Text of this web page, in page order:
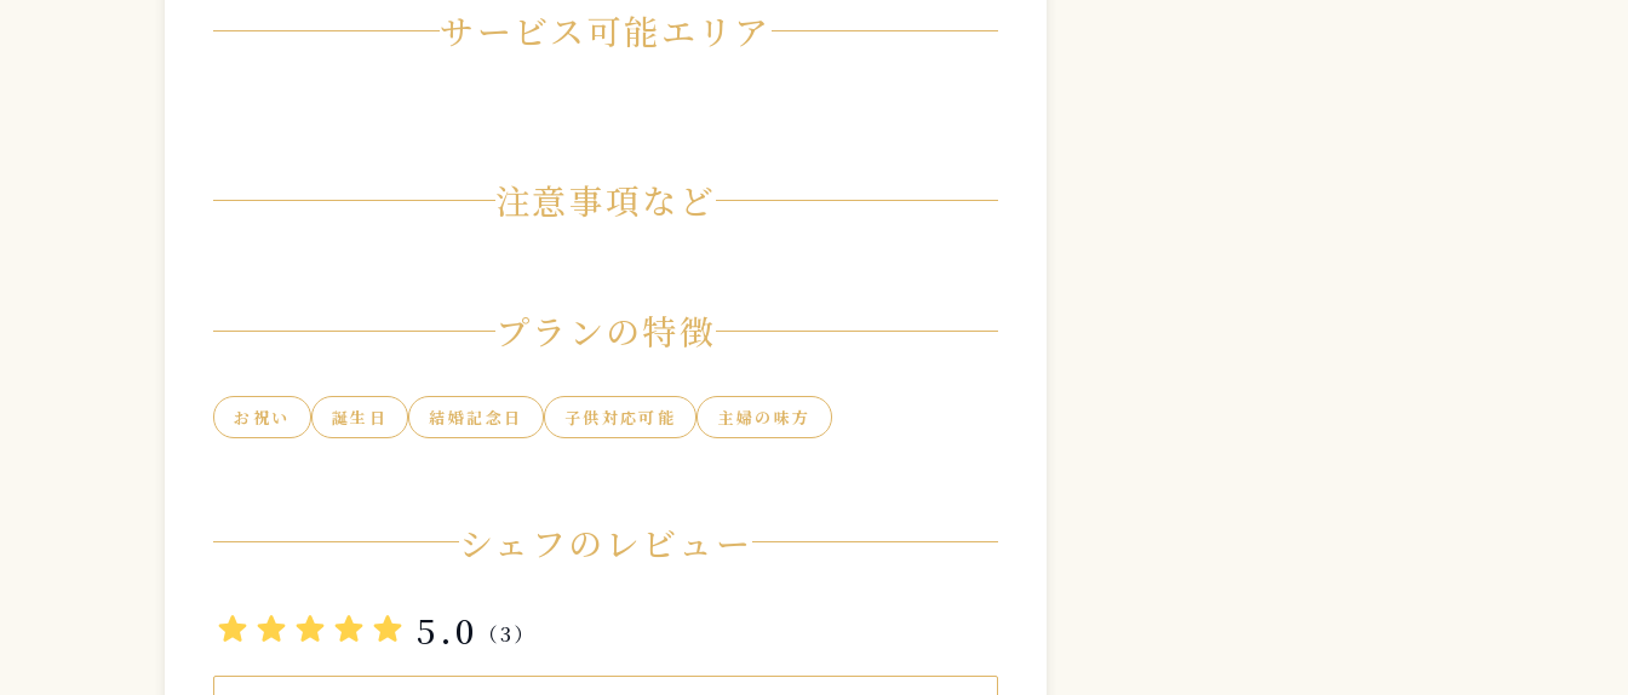
サービス可能エリア
注意事項など
プランの特徴
お祝い 誕生日 結婚記念日 子供対応可能 主婦の味方
シェフのレビュー
star star star star star 5.0 （3）